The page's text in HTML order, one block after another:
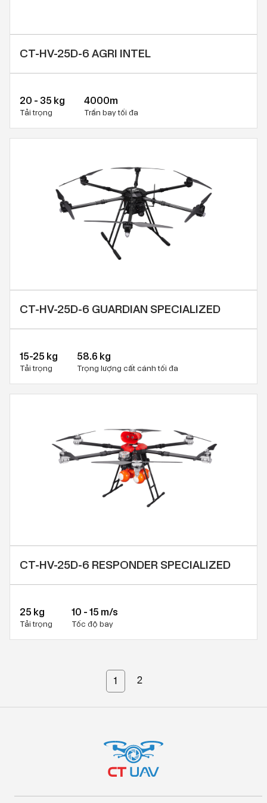
CT-HV-25D-6 AGRI INTEL
20 - 35 kg
Tải trọng
4000m
Trần bay tối đa
CT-HV-25D-6 GUARDIAN SPECIALIZED
15-25 kg
Tải trọng
58.6 kg
Trọng lượng cất cánh tối đa
CT-HV-25D-6 RESPONDER SPECIALIZED
25 kg
Tải trọng
10 - 15 m/s
Tốc độ bay
1 2